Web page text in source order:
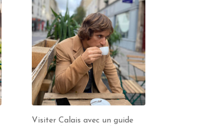
Visiter Calais avec un guide